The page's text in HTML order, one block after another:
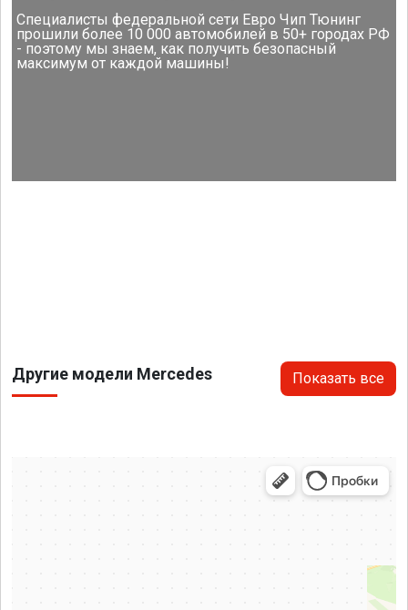
Специалисты федеральной сети Евро Чип Тюнинг
прошили более 10 000 автомобилей в 50+ городах РФ
- поэтому мы знаем, как получить безопасный
максимум от каждой машины!
Другие модели Mercedes Показать все